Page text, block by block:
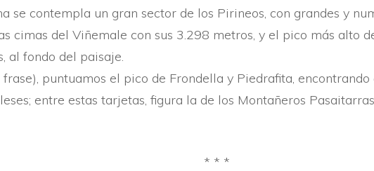
se contempla un gran sector de los Pirineos, con grandes y
cimas del Viñemale con sus 3.298 metros, y el pico más alto
al fondo del paisaje.
puntuamos el pico de Frondella y Piedrafita,
entre estas tarjetas, figura la de los Montañeros
* * *